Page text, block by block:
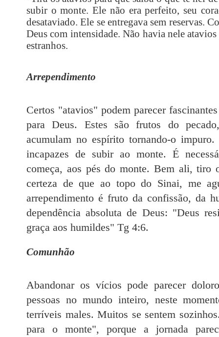
subir o monte. Ele não era perfeito, seu
desataviado. Ele se entregava sem reservas.
Deus com intensidade. Não havia nele
estranhos.
Arrependimento
Certos "atavios" podem parecer
para Deus. Estes são frutos do
acumulam no espírito tornando-o
incapazes de subir ao monte. É
começa, aos pés do monte. Bem ali, tiro
certeza de que ao topo do Sinai, me
arrependimento é fruto da confissão, da
dependência absoluta de Deus: "Deus
graça aos humildes" Tg 4:6.
Comunhão
Abandonar os vícios pode parecer
pessoas no mundo inteiro, neste
terríveis males. Muitos se sentem
para o monte", porque a jornada